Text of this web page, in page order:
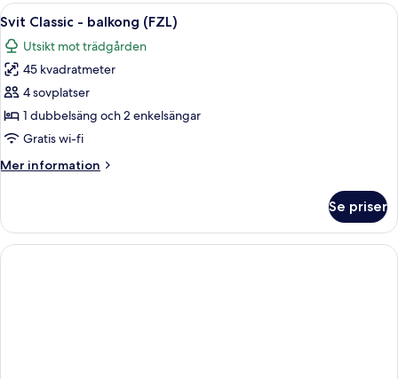
Öppna
alla
foton
för
Svit
Classic
-
(FZL)
Ett hotellrum med en säng, ett
4
Svit Classic - balkong (FZL)
Utsikt mot trädgården
45 kvadratmeter
4 sovplatser
1 dubbelsäng och 2 enkelsängar
Gratis wi-fi
Mer information
Mer
Classic
balkong
Se priser